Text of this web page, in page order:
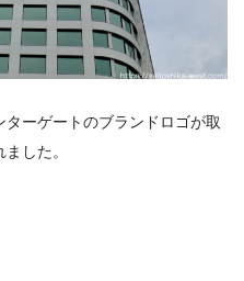
ーゲートのブランドロゴが取
した。